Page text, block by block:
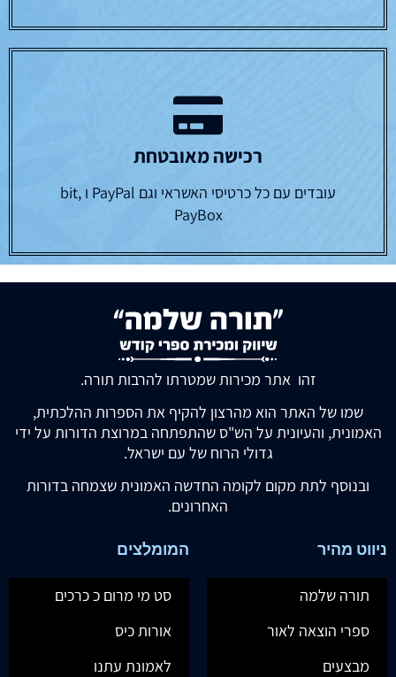
רכישה מאובטחת
עובדים עם כל כרטיסי האשראי וגם PayPal ו bit,
PayBox
זהו אתר מכירות שמטרתו להרבות תורה.
שמו של האתר הוא מהרצון להקיף את הספרות ההלכתית,
האמונית, והעיונית על הש"ס שהתפתחה במרוצת הדורות על ידי
גדולי הרוח של עם ישראל.
ובנוסף לתת מקום לקומה החדשה האמונית שצמחה בדורות
האחרונים.
ניווט מהיר
תורה שלמה
ספרי הוצאה לאור
מבצעים
המומלצים
סט מי מרום כ כרכים
אורות כיס
לאמונת עתנו